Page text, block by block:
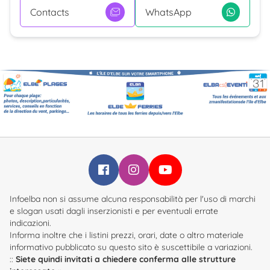
Contacts WhatsApp
Infoelba su Facebook
Infoelba su Instagram
Infoelba su YouTube
Infoelba non si assume alcuna responsabilità per l'uso di marchi
e slogan usati dagli inserzionisti e per eventuali errate
indicazioni.
Informa inoltre che i listini prezzi, orari, date o altro materiale
informativo pubblicato su questo sito è suscettibile a variazioni.
:: Siete quindi invitati a chiedere conferma alle strutture